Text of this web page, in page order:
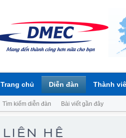
Trang chủ Diễn đàn
Tìm kiếm diễn đàn Bài viết gần đây
Thành